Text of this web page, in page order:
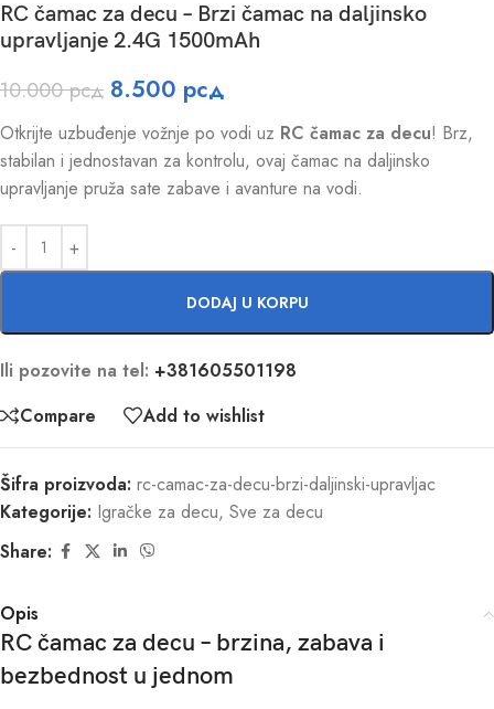
RC čamac za decu – Brzi čamac na daljinsko
upravljanje 2.4G 1500mAh
10.000рсд 8.500 рсд
Otkrijte uzbuđenje vožnje po vodi uz RC čamac za decu! Brz,
stabilan i jednostavan za kontrolu, ovaj čamac na daljinsko
upravljanje pruža sate zabave i avanture na vodi.
DODAJ U KORPU
Ili pozovite na tel: +381605501198
Compare
Add to wishlist
Šifra proizvoda: rc-camac-za-decu-brzi-daljinski-upravljac
Kategorije: Igračke za decu, Sve za decu
Share:
Opis
RC čamac za decu – brzina, zabava i
bezbednost u jednom